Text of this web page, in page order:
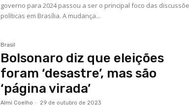
governo para 2024 passou a ser o principal foco das
políticas em Brasília. A mudança...
Brasil
Bolsonaro diz que eleições
foram ‘desastre’, mas são
‘página virada’
Almi Coelho - 29 de outubro de 2023